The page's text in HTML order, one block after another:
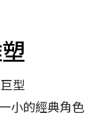
型
小的經典角色